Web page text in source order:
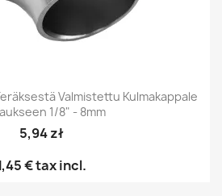
Valmistettu Kulmakappale
1/8" - 8mm
5,94 zł
€tax incl.